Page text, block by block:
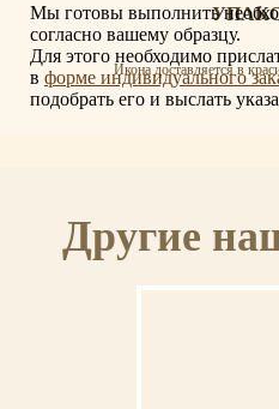
Икона доставляется в
Мы готовы выполнить
согласно вашему образцу.
Для этого необходимо
в форме индивидуального
подобрать его и выслать
Другие